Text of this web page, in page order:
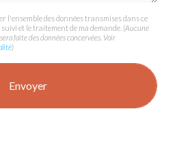
l'ensemble des données transmises dans ce
et le traitement de ma demande. (Aucune
faite des données concervées. Voir
)